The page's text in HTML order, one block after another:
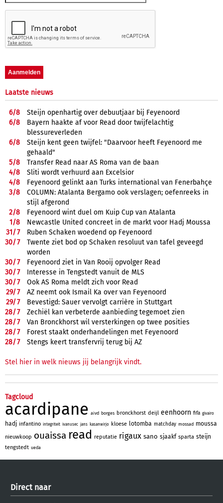
Laatste nieuws
6/8
Steijn openhartig over debuutjaar bij Feyenoord
6/8
Bayern haakte af voor Read door twijfelachtig
blessureverleden
6/8
Steijn kent geen twijfel: "Daarvoor heeft Feyenoord me
gehaald"
5/8
Transfer Read naar AS Roma van de baan
4/8
Sliti wordt verhuurd aan Excelsior
4/8
Feyenoord gelinkt aan Turks international van Fenerbahçe
3/8
COLUMN: Atalanta Bergamo ook verslagen; oefenreeks in
stijl afgerond
2/8
Feyenoord wint duel om Kuip Cup van Atalanta
1/8
Newcastle United concreet in de markt voor Hadj Moussa
31/7
Ruben Schaken woedend op Feyenoord
30/7
Twente ziet bod op Schaken resoluut van tafel geveegd
worden
30/7
Feyenoord ziet in Van Rooij opvolger Read
30/7
Interesse in Tengstedt vanuit de MLS
30/7
Ook AS Roma meldt zich voor Read
29/7
AZ neemt ook Ismail Ka over van Feyenoord
29/7
Bevestigd: Sauer vervolgt carrière in Stuttgart
28/7
Zechiël kan verbeterde aanbieding tegemoet zien
28/7
Van Bronckhorst wil versterkingen op twee posities
28/7
Forest staakt onderhandelingen met Feyenoord
28/7 Stengs keert transfervrij terug bij AZ
Stel hier in welk nieuws jij belangrijk vindt.
Tagcloud
acardipane aivd borges bronckhorst deijl eenhoorn fifa givairo
hadj infantino integriteit ivanusec jans kasanwirjo kloese lotomba matchday mossad moussa
nieuwkoop ouaissa read reputatie rigaux sano sjaakf sparta steijn
tengstedt ueda
Direct naar